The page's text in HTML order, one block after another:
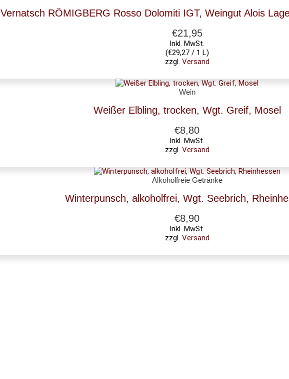
Vernatsch RÖMIGBERG Rosso Dolomiti IGT, Weingut Alois
€21,95
Inkl. MwSt.
(€29,27/ 1 L)
zzgl. Versand
Wein
Weißer Elbling, trocken, Wgt. Greif, Mosel
€8,80
Inkl. MwSt.
zzgl. Versand
Alkoholfreie Getränke
Winterpunsch, alkoholfrei, Wgt. Seebrich,
€8,90
Inkl. MwSt.
zzgl. Versand